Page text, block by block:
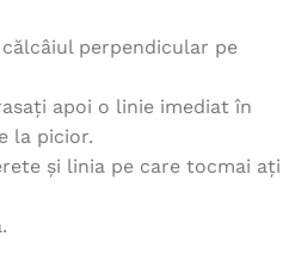
perpendicular pe
apoi o linie imediat în
la picior.
și linia pe care tocmai ați